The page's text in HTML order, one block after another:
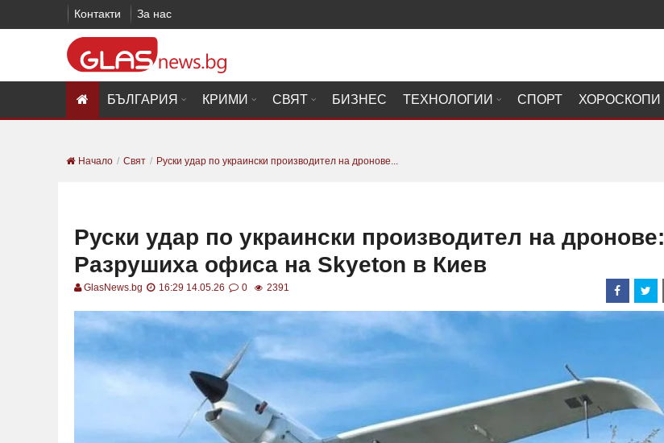
Контакти За нас
БЪЛГАРИЯ КРИМИ СВЯТ БИЗНЕС ТЕХНОЛОГИИ СПОРТ ХОРОСКОПИ
Начало Свят Руски удар по украински производител на дронове...
Руски удар по украински производител на дронове:
Разрушиха офиса на Skyeton в Киев
GlasNews.bg 16:29 14.05.26 0 2391